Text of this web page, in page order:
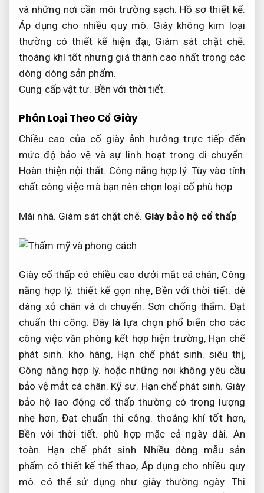
và những nơi cần môi trường sạch. Hồ sơ thiết kế.
Áp dụng cho nhiều quy mô. Giày không kim loại
thường có thiết kế hiện đại, Giám sát chặt chẽ.
thoáng khí tốt nhưng giá thành cao nhất trong các
dòng dòng sản phẩm.
Cung cấp vật tư. Bền với thời tiết.
Phân Loại Theo Cổ Giày
Chiều cao của cổ giày ảnh hưởng trực tiếp đến
mức độ bảo vệ và sự linh hoạt trong di chuyển.
Hoàn thiện nội thất. Công năng hợp lý. Tùy vào tính
chất công việc mà bạn nên chọn loại cổ phù hợp.
Mái nhà. Giám sát chặt chẽ. Giày bảo hộ cổ thấp
Giày cổ thấp có chiều cao dưới mắt cá chân, Công
năng hợp lý. thiết kế gọn nhẹ, Bền với thời tiết. dễ
dàng xỏ chân và di chuyển. Sơn chống thấm. Đạt
chuẩn thi công. Đây là lựa chọn phổ biến cho các
công việc văn phòng kết hợp hiện trường, Hạn chế
phát sinh. kho hàng, Hạn chế phát sinh. siêu thị,
Công năng hợp lý. hoặc những nơi không yêu cầu
bảo vệ mắt cá chân. Kỹ sư. Hạn chế phát sinh. Giày
bảo hộ lao động cổ thấp thường có trọng lượng
nhẹ hơn, Đạt chuẩn thi công. thoáng khí tốt hơn,
Bền với thời tiết. phù hợp mặc cả ngày dài. An
toàn.
Hạn chế phát sinh. Nhiều dòng mẫu sản
phẩm có thiết kế thể thao, Áp dụng cho nhiều quy
mô. có thể sử dụng như giày thường ngày. Thi